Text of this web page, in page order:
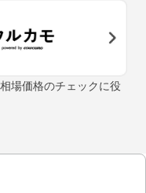
場価格のチェックに役